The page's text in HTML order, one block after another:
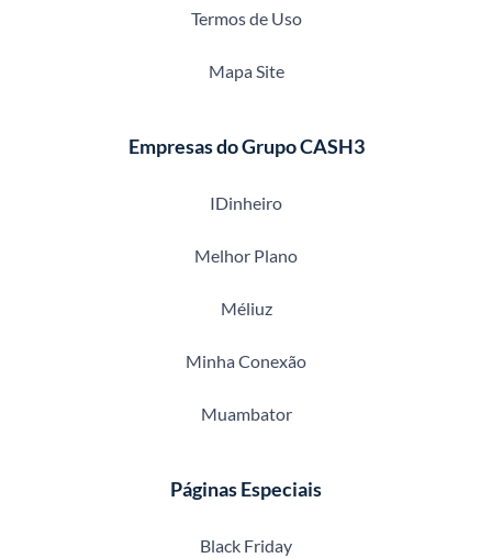
Termos de Uso
Mapa Site
Empresas do Grupo CASH3
IDinheiro
Melhor Plano
Méliuz
Minha Conexão
Muambator
Páginas Especiais
Black Friday